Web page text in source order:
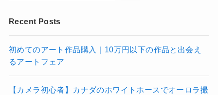
Recent Posts
初めてのアート作品購入｜10万円以下の作品と出会え
るアートフェア
【カメラ初心者】カナダのホワイトホースでオーロラ撮